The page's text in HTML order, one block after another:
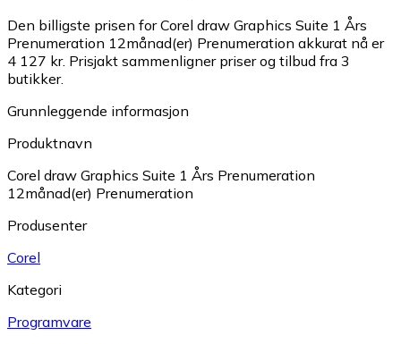
Den billigste prisen for Corel draw Graphics Suite 1 Års
Prenumeration 12månad(er) Prenumeration akkurat nå er
4 127 kr. Prisjakt sammenligner priser og tilbud fra 3
butikker.
Grunnleggende informasjon
Produktnavn
Corel draw Graphics Suite 1 Års Prenumeration
12månad(er) Prenumeration
Produsenter
Corel
Kategori
Programvare